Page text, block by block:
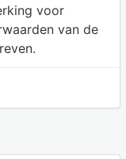
voor
van de